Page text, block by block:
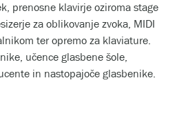
prenosne klavirje oziroma stage
za oblikovanje zvoka, MIDI
ter opremo za klaviature.
učence glasbene šole,
in nastopajoče glasbenike.